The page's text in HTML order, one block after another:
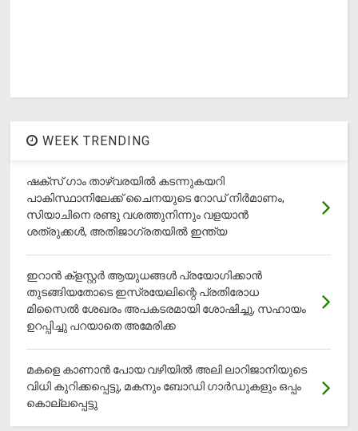
WEEK TRENDING
ഷക്സ് ​ഗാം താഴ്‌വരയിൽ കടന്നുകയറി
പാകിസ്ഥാനിലേക്ക് ചൈനയുടെ റോഡ് നിർമാണം,
സിയാചിനെ രണ്ടു വശത്തുനിന്നും വളയാൻ
ശത്രുക്കൾ, അതിജാ​ഗ്രതയിൽ ഇന്ത്യ
ഇറാന്‍ ക്‌ളസ്റ്റര്‍ ആയുധങ്ങള്‍ പ്രയോഗിക്കാന്‍
തുടങ്ങിയതോടെ ഇസ്രയേലിന്റെ പ്രതിരോധ
മിസൈല്‍ ശേഖരം അപകടരമായി ശോഷിച്ചു, സഹായം
ഉറപ്പിച്ചു പറയാതെ അമേരിക്ക
മകളെ കാണാന്‍ പോയ വഴിയില്‍ അലി ലാറിജാനിയുടെ
വിധി കുറിക്കപ്പെട്ടു, മകനും ബോഡി ഗാര്‍ഡുകളും ഒപ്പം
കൊല്ലപ്പെട്ടു